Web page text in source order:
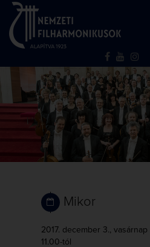
Mikor
2017. december 3., vasárnap
11.00-tól